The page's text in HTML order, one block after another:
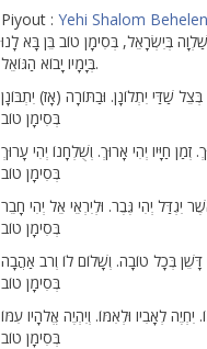
Piyout :Yehi Shalom
בְּיָמָיו יָבוֹא הַגּוֹאֵל.
בְּסִימָן טוֹב
בְּסִימָן טוֹב
בְּסִימָן טוֹב
הָאֵל. בְּסִימָן טוֹב